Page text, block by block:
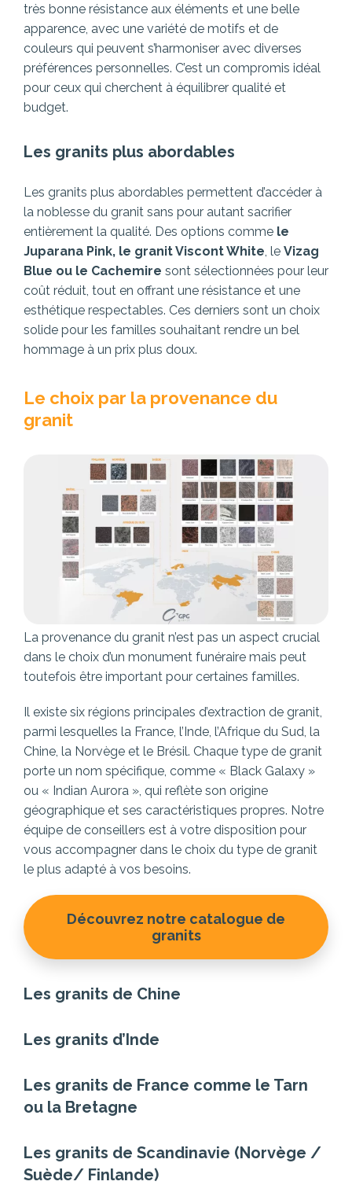
très bonne résistance aux éléments et une belle
apparence, avec une variété de motifs et de
couleurs qui peuvent s’harmoniser avec diverses
préférences personnelles. C’est un compromis idéal
pour ceux qui cherchent à équilibrer qualité et
budget.
Les granits plus abordables
Les granits plus abordables permettent d’accéder à
la noblesse du granit sans pour autant sacrifier
entièrement la qualité. Des options comme le
Juparana Pink, le granit Viscont White , le Vizag
Blue ou le Cachemire sont sélectionnées pour leur
coût réduit, tout en offrant une résistance et une
esthétique respectables. Ces derniers sont un choix
solide pour les familles souhaitant rendre un bel
hommage à un prix plus doux.
Le choix par la provenance du
granit
La provenance du granit n’est pas un aspect crucial
dans le choix d’un monument funéraire mais peut
toutefois être important pour certaines familles.
Il existe six régions principales d’extraction de granit,
parmi lesquelles la France, l’Inde, l’Afrique du Sud, la
Chine, la Norvège et le Brésil. Chaque type de granit
porte un nom spécifique, comme « Black Galaxy »
ou « Indian Aurora », qui reflète son origine
géographique et ses caractéristiques propres. Notre
équipe de conseillers est à votre disposition pour
vous accompagner dans le choix du type de granit
le plus adapté à vos besoins.
Découvrez notre catalogue de
granits
Les granits de Chine
Les granits d’Inde
Les granits de France comme le Tarn
ou la Bretagne
Les granits de Scandinavie (Norvège /
Suède/ Finlande)